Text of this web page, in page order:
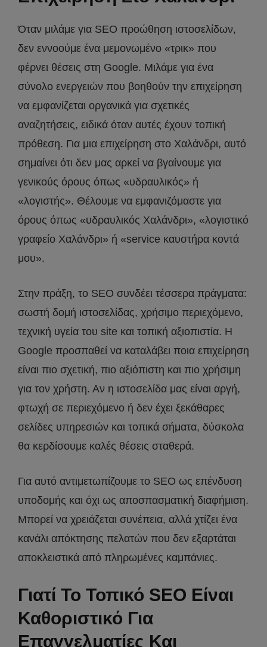
Όταν μιλάμε για SEO προώθηση ιστοσελίδων,
δεν εννοούμε ένα μεμονωμένο «τρικ» που
φέρνει θέσεις στη Google. Μιλάμε για ένα
σύνολο ενεργειών που βοηθούν την επιχείρηση
να εμφανίζεται οργανικά για σχετικές
αναζητήσεις, ειδικά όταν αυτές έχουν τοπική
πρόθεση. Για μια επιχείρηση στο Χαλάνδρι, αυτό
σημαίνει ότι δεν μας αρκεί να βγαίνουμε για
γενικούς όρους όπως «υδραυλικός» ή
«λογιστής». Θέλουμε να εμφανιζόμαστε για
όρους όπως «υδραυλικός Χαλάνδρι», «λογιστικό
γραφείο Χαλάνδρι» ή «service καυστήρα κοντά
μου».
Στην πράξη, το SEO συνδέει τέσσερα πράγματα:
σωστή δομή ιστοσελίδας, χρήσιμο περιεχόμενο,
τεχνική υγεία του site και τοπική αξιοπιστία. Η
Google προσπαθεί να καταλάβει ποια επιχείρηση
είναι πιο σχετική, πιο αξιόπιστη και πιο χρήσιμη
για τον χρήστη. Αν η ιστοσελίδα μας είναι αργή,
φτωχή σε περιεχόμενο ή δεν έχει ξεκάθαρες
σελίδες υπηρεσιών και τοπικά σήματα, δύσκολα
θα κερδίσουμε καλές θέσεις σταθερά.
Για αυτό αντιμετωπίζουμε το SEO ως επένδυση
υποδομής και όχι ως αποσπασματική διαφήμιση.
Μπορεί να χρειάζεται συνέπεια, αλλά χτίζει ένα
κανάλι απόκτησης πελατών που δεν εξαρτάται
αποκλειστικά από πληρωμένες καμπάνιες.
Γιατί Το Τοπικό SEO Είναι
Καθοριστικό Για
Επαγγελματίες Και